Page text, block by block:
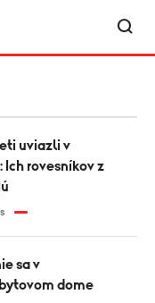
Ich rovesníkov z
dome